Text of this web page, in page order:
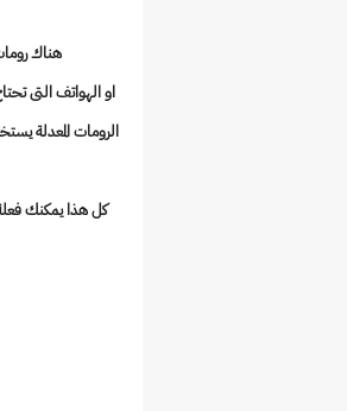
هناك
او الهواتف التى